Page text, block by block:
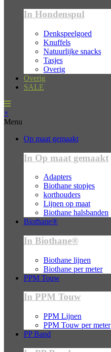
In Hondenspul
Denkspeelgoed
Knuffels
Natuurlijke snacks
Tasjes
Overig
Overig
SALE
×
Menu
Op maat gemaakt
In Op maat gemaakt
Adapters
Biothane stopjes
korthouders
Lijnen op maat
Biothane halsbanden
Biothane®
In Biothane®
Biothane lijnen
Biothane per meter
PPM Touw
In PPM Touw
PPM Lijnen
PPM Touw per meter
PP Band